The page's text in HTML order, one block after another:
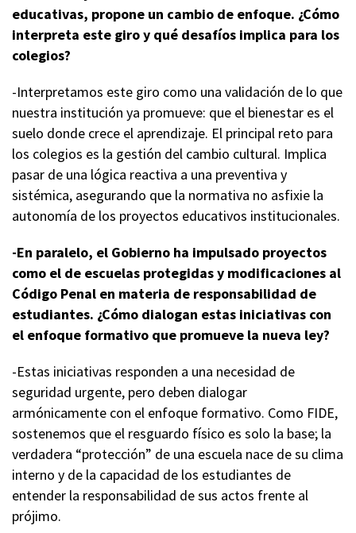
educativas, propone un cambio de enfoque. ¿Cómo
interpreta este giro y qué desafíos implica para los
colegios?
-Interpretamos este giro como una validación de lo que
nuestra institución ya promueve: que el bienestar es el
suelo donde crece el aprendizaje. El principal reto para
los colegios es la gestión del cambio cultural. Implica
pasar de una lógica reactiva a una preventiva y
sistémica, asegurando que la normativa no asfixie la
autonomía de los proyectos educativos institucionales.
-En paralelo, el Gobierno ha impulsado proyectos
como el de escuelas protegidas y modificaciones al
Código Penal en materia de responsabilidad de
estudiantes. ¿Cómo dialogan estas iniciativas con
el enfoque formativo que promueve la nueva ley?
-Estas iniciativas responden a una necesidad de
seguridad urgente, pero deben dialogar
armónicamente con el enfoque formativo. Como FIDE,
sostenemos que el resguardo físico es solo la base; la
verdadera “protección” de una escuela nace de su clima
interno y de la capacidad de los estudiantes de
entender la responsabilidad de sus actos frente al
prójimo.